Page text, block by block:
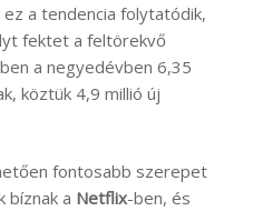
a tendencia folytatódik,
fektet a feltörekvő
a negyedévben 6,35
köztük 4,9 millió új
fontosabb szerepet
bíznak a Netflix-ben, és